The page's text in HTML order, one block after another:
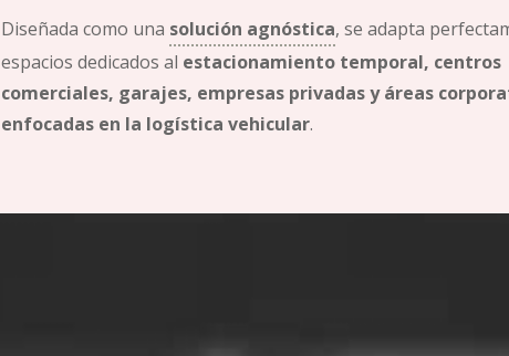
Diseñada como una solución agnóstica, se adapta
espacios dedicados al estacionamiento temporal, centros
comerciales, garajes, empresas privadas y áreas
enfocadas en la logística vehicular.